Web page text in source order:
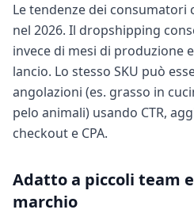
Le tendenze dei
nel 2026. Il dropshipping
invece di mesi di produzione
lancio. Lo stesso SKU può
angolazioni (es. grasso in
pelo animali) usando CTR,
checkout e CPA.
Adatto a piccoli team
marchio